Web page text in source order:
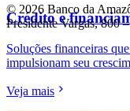
Crédito e
Soluções financeiras
impulsionam seu
Veja mais
© 2026 Banco da
Presidente Vargas, 800